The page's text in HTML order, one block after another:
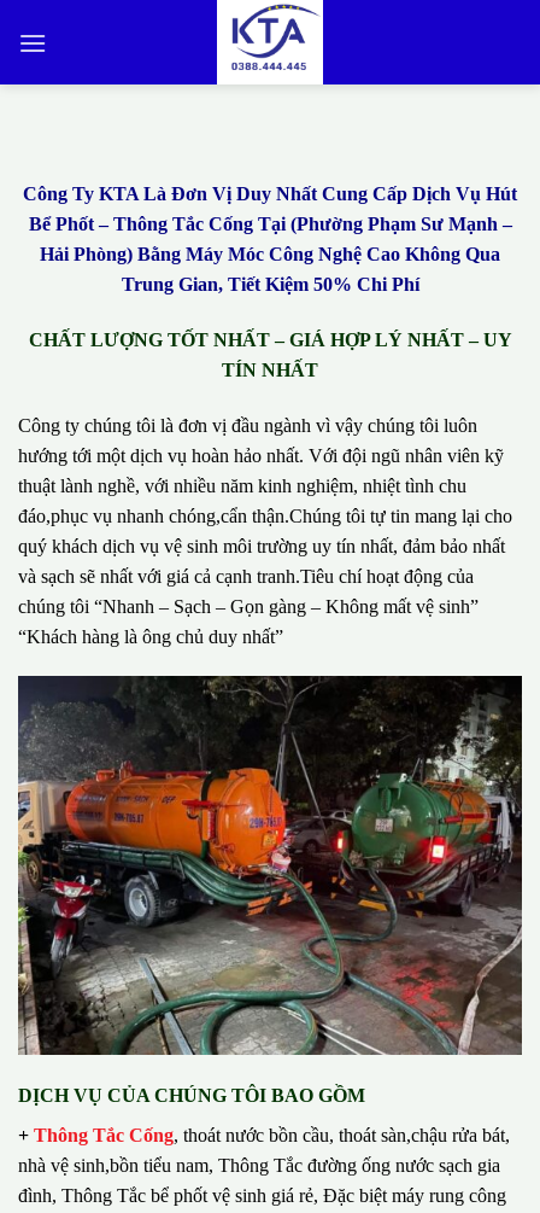
qua
Công Ty KTA Là Đơn Vị Duy Nhất Cung Cấp Dịch Vụ Hút
Bể Phốt – Thông Tắc Cống Tại (Phường Phạm Sư Mạnh –
Hải Phòng) Bằng Máy Móc Công Nghệ Cao Không Qua
Trung Gian, Tiết Kiệm 50% Chi Phí
CHẤT LƯỢNG TỐT NHẤT – GIÁ HỢP LÝ NHẤT – UY
TÍN NHẤT
Công ty chúng tôi là đơn vị đầu ngành vì vậy chúng tôi luôn
hướng tới một dịch vụ hoàn hảo nhất. Với đội ngũ nhân viên kỹ
thuật lành nghề, với nhiều năm kinh nghiệm, nhiệt tình chu
đáo,phục vụ nhanh chóng,cẩn thận.Chúng tôi tự tin mang lại cho
quý khách dịch vụ vệ sinh môi trường uy tín nhất, đảm bảo nhất
và sạch sẽ nhất với giá cả cạnh tranh.Tiêu chí hoạt động của
chúng tôi “Nhanh – Sạch – Gọn gàng – Không mất vệ sinh”
“Khách hàng là ông chủ duy nhất”
DỊCH VỤ CỦA CHÚNG TÔI BAO GỒM
+ Thông Tắc Cống, thoát nước bồn cầu, thoát sàn,chậu rửa bát,
nhà vệ sinh,bồn tiểu nam, Thông Tắc đường ống nước sạch gia
đình, Thông Tắc bể phốt vệ sinh giá rẻ, Đặc biệt máy rung công